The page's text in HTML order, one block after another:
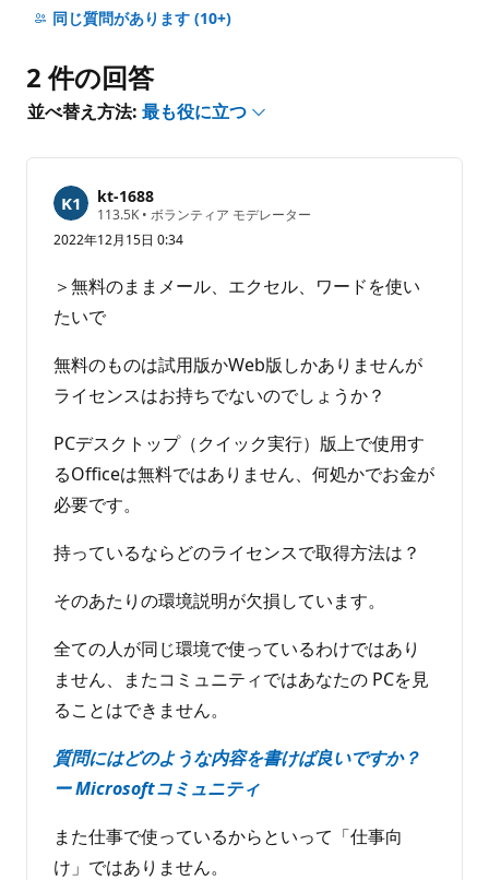
メ
は
あ
ま
ん
同じ質問があります (10+)
2 件の回答
並べ替え方法: 最も役に立つ
kt-1688
113.5K 評
価
の
イ
ン
• ボランティア モデレーター
2022年12月15日 0:34
＞無料のままメール、エクセル、ワードを使い
たいで
無料のものは試用版かWeb版しかありませんが
ライセンスはお持ちでないのでしょうか？
PCデスクトップ（クイック実行）版上で使用す
るOfficeは無料ではありません、何処かでお金が
必要です。
持っているならどのライセンスで取得方法は？
そのあたりの環境説明が欠損しています。
全ての人が同じ環境で使っているわけではあり
ません、またコミュニティではあなたの PCを見
ることはできません。
質問にはどのような内容を書けば良いですか？
ー Microsoftコミュニティ
また仕事で使っているからといって「仕事向
け」ではありません。